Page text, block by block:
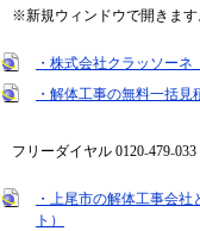
※新規ウィンドウで開きます
・株式会社クラッソーネ
・解体工事の無料一括見
フリーダイヤル 0120₋479₋033
・上尾市の解体工事会
ト）